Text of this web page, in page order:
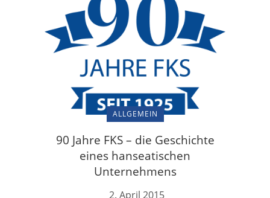
ALLGEMEIN
90 Jahre FKS – die Geschichte
eines hanseatischen
Unternehmens
2. April 2015